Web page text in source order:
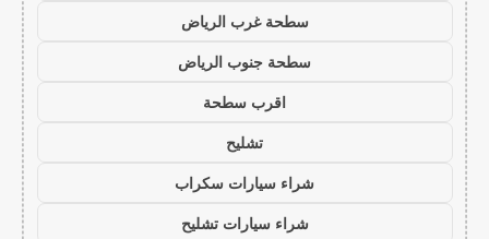
سطحة غرب الرياض
سطحة جنوب الرياض
اقرب سطحة
تشليح
شراء سيارات سكراب
شراء سيارات تشليح